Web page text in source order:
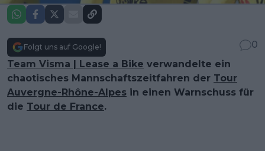
Folgt uns auf Google!
0
Team Visma | Lease a Bike verwandelte ein
chaotisches Mannschaftszeitfahren der Tour
Auvergne-Rhône-Alpes in einen Warnschuss für
die Tour de France.